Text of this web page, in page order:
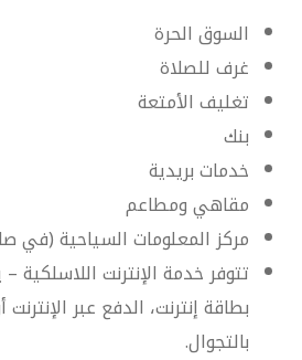
السوق الحرة
غرف للصلاة
تغليف الأمتعة
بنك
خدمات بريدية
مقاهي ومطاعم
مركز المعلومات السياحية (في
تتوفر خدمة الإنترنت
بطاقة إنترنت، الدفع عبر
بالتجوال.